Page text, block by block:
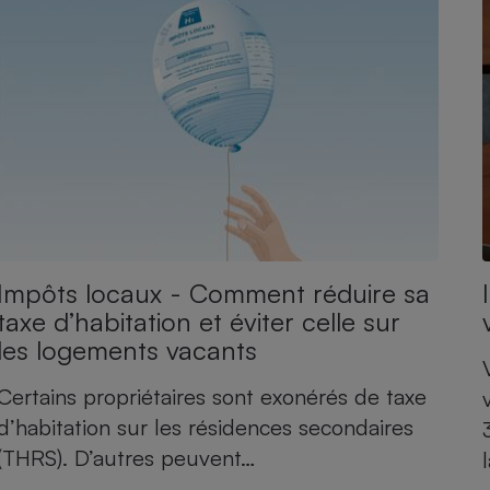
Impôts locaux - Comment réduire sa
d’habitation et éviter celle sur
les logements vacants
propriétaires sont exonérés de taxe
sur les résidences secondaires
D’autres peuvent…
Circuits courts et
alimentation locale
Banque en ligne
mobile
balai
photovoltaïques
multifonction
nettoyeur haute
des devis d’opticiens
santé
Obsèques - Pompes
Puériculture - Produit
pour bébé